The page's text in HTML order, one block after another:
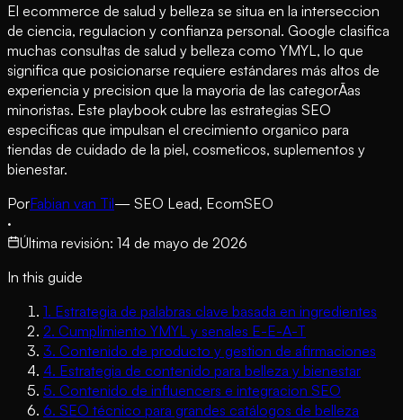
El ecommerce de salud y belleza se situa en la interseccion
de ciencia, regulacion y confianza personal. Google clasifica
muchas consultas de salud y belleza como YMYL, lo que
significa que posicionarse requiere estándares más altos de
experiencia y precision que la mayoria de las categorÃ­as
minoristas. Este playbook cubre las estrategias SEO
especificas que impulsan el crecimiento organico para
tiendas de cuidado de la piel, cosmeticos, suplementos y
bienestar.
PorFabian van Til— SEO Lead, EcomSEO
·
Última revisión: 14 de mayo de 2026
In this guide
1. Estrategia de palabras clave basada en ingredientes
2. Cumplimiento YMYL y senales E-E-A-T
3. Contenido de producto y gestion de afirmaciones
4. Estrategia de contenido para belleza y bienestar
5. Contenido de influencers e integracion SEO
6. SEO técnico para grandes catálogos de belleza